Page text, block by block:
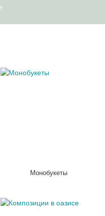
Монобукеты